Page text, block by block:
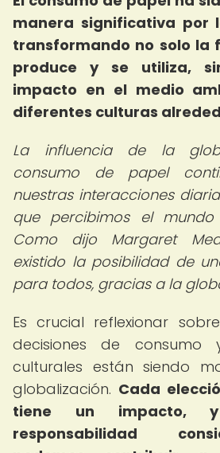
manera significativa por
transformando no solo la
produce y se utiliza,
impacto en el medio
diferentes culturas
La influencia de la
consumo de papel
nuestras interacciones
que percibimos el
Como dijo Margaret
existido la posibilidad de
para todos, gracias a la
Es crucial reflexionar
decisiones de
culturales están siendo
globalización. Cada
tiene un impacto,
responsabilidad